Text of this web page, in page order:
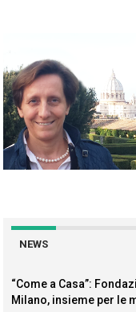
NEWS
“Come a Casa”:
Milano, insieme per le